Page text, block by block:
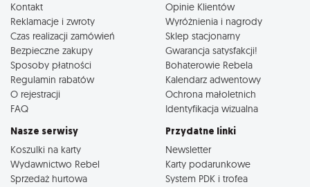
Kontakt
Reklamacje i zwroty
Czas realizacji zamówień
Bezpieczne zakupy
Sposoby płatności
Regulamin rabatów
O rejestracji
FAQ
Opinie Klientów
Wyróżnienia i nagrody
Sklep stacjonarny
Gwarancja satysfakcji!
Bohaterowie Rebela
Kalendarz adwentowy
Ochrona małoletnich
Identyfikacja wizualna
Nasze serwisy
Koszulki na karty
Wydawnictwo Rebel
Sprzedaż hurtowa
Przydatne linki
Newsletter
Karty podarunkowe
System PDK i trofea